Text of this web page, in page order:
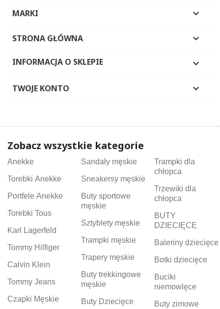
MARKI 
STRONA GŁÓWNA 
INFORMACJA O SKLEPIE 
TWOJE KONTO 
Zobacz wszystkie kategorie
Anekke
Torebki Anekke
Portfele Anekke
Torebki Tous
Karl Lagerfeld
Tommy Hilfiger
Calvin Klein
Tommy Jeans
Czapki Męskie
Sandały męskie
Sneakersy męskie
Buty sportowe
męskie
Sztyblety męskie
Trampki męskie
Trapery męskie
Buty trekkingowe
męskie
Buty Dziecięce
Trampki dla
chłopca
Trzewiki dla
chłopca
BUTY
DZIECIĘCE
Baleriny dziecięce
Botki dziecięce
Buciki
niemowlęce
Buty zimowe